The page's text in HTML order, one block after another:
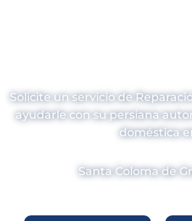
Solicite un servicio de
ayudarle con su persiana
doméstica
Santa Coloma de